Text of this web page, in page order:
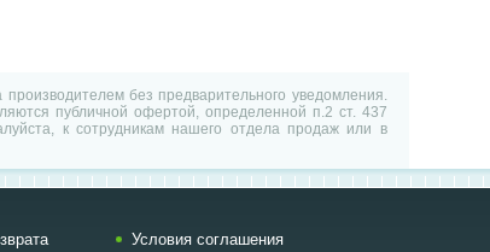
без предварительного уведомления.
публичной офертой, определенной п.2 ст. 437
к сотрудникам нашего отдела продаж или в
Условия соглашения